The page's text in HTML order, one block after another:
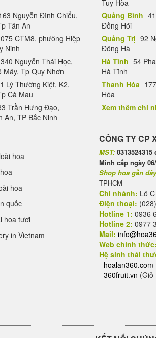
Nguyễn Đình Chiểu,
Tân An
CTM8, phường Hiệp
Ninh
340 Nguyễn Thái Học,
Mây, Tp Quy Nhơn
Lý Thường Kiệt, K2,
Cà Mau
Trần Hưng Đạo,
An, TP Bắc Ninh
Tuy Hòa
Quảng Bình
Đồng Hới
Quảng Trị 92
Đông Hà
Hà Tĩnh 54
Hà Tĩnh
Thanh Hóa
Hóa
Xem thêm chi
hoa
hoa
quốc
hoa tươi
in Vietnam
CÔNG TY CP
MST:
Minh cấp ngày
Shop hoa gần đây
TPHCM
Chi nhánh: Lô
Điện thoại:
Hotline 1: 0936
Hotline 2: 0977
Mail:
Web chính thức:
Hệ sinh thái
- hoalan360.com
- 360fruit.vn (Giỏ